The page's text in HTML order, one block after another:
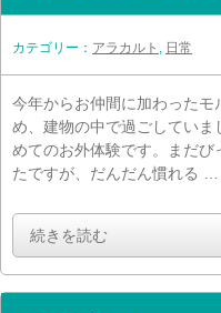
カテゴリー： アラカルト , 日常
今年からお仲間に加わったモ
め、建物の中で過ごしてい
めてのお外体験です。まだび
たですが、だんだん慣れる …
続きを読む